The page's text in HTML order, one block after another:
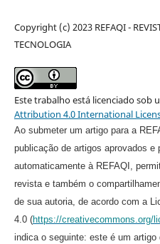
Copyright (c) 2023 REFAQI -
TECNOLOGIA
Este trabalho está licenciado sob
Attribution 4.0 International
Ao submeter um artigo para a
publicação de artigos aprovados e
automaticamente à REFAQI,
revista e também o
de sua autoria, de acordo com a
4.0 (https://creativecommons.org/
indica o seguinte: este é um